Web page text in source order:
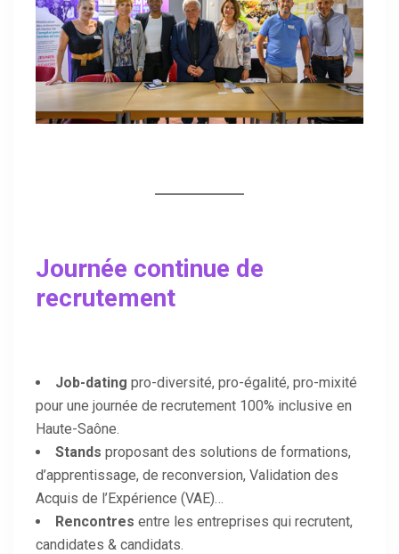
Journée continue de
recrutement
Job-dating pro-diversité, pro-égalité, pro-mixité
pour une journée de recrutement 100% inclusive en
Haute-Saône.
Stands proposant des solutions de formations,
d’apprentissage, de reconversion, Validation des
Acquis de l’Expérience (VAE)…
Rencontres entre les entreprises qui recrutent,
candidates & candidats.